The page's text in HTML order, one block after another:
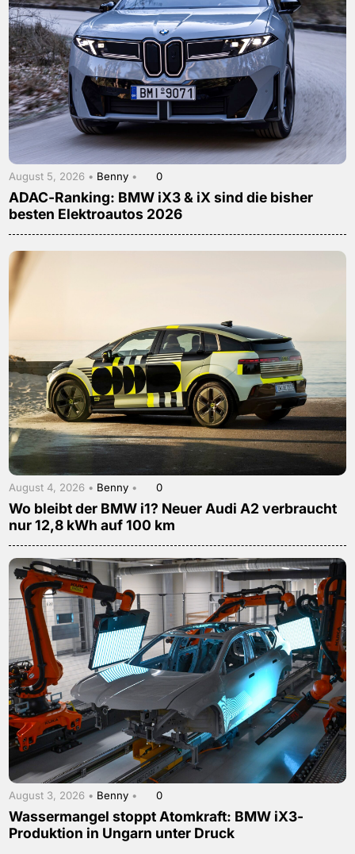
August 5, 2026 • Benny • 0
ADAC-Ranking: BMW iX3 & iX sind die bisher
besten Elektroautos 2026
August 4, 2026 • Benny • 0
Wo bleibt der BMW i1? Neuer Audi A2 verbraucht
nur 12,8 kWh auf 100 km
August 3, 2026 • Benny • 0
Wassermangel stoppt Atomkraft: BMW iX3-
Produktion in Ungarn unter Druck